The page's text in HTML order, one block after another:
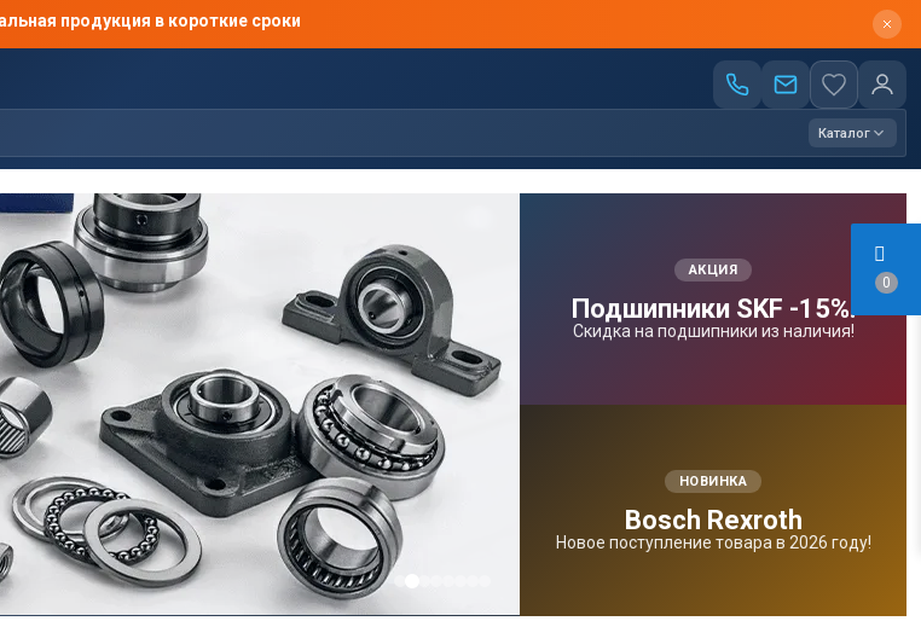
0
продукция в короткие сроки
Каталог
АКЦИЯ
Подшипники SKF -15%!
Скидка на подшипники из наличия!
НОВИНКА
Bosсh Rexroth
Новое поступление товара в 2026 году!